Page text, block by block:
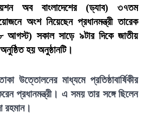
অব বাংলাদেশের (ড্যাব) ৩৭তম
অংশ নিয়েছেন প্রধানমন্ত্রী তারেক
আগস্ট) সকাল সাড়ে ৯টার দিকে জাতীয়
হয় অনুষ্ঠানটি।
উত্তোলনের মাধ্যমে প্রতিষ্ঠাবার্ষিকীর
প্রধানমন্ত্রী। এ সময় তার সঙ্গে ছিলেন
রহমান।